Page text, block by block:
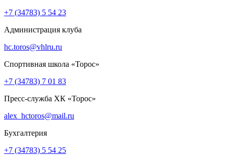
+7 (34783) 5 54 23
Администрация клуба
hc.toros@vhlru.ru
Спортивная школа «Торос»
+7 (34783) 7 01 83
Пресс-служба ХК «Торос»
alex_hctoros@mail.ru
Бухгалтерия
+7 (34783) 5 54 25